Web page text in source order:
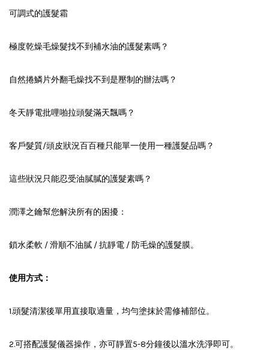
可調式的護髮霜
極度乾燥毛燥髮找不到補水油的護髮素嗎？
自然捲鱗片外翻毛燥找不到是壓制的辦法嗎？
冬天靜電批哩啪拉頭髮滿天飄嗎？
客戶髮質/頭皮狀況百百種只能單一使用一種護髮品嗎？
這些狀況只能忍受油膩膩的護髮素嗎？
潤澤之鑰幫您解決所有的困擾：
鎖水柔軟 / 滑順不油膩 / 抗靜電 / 防毛燥的護髮膜。
使用方式：
1.頭髮清潔後單用直接取適量，均勻塗抹於需修補部位。
2.可搭配護髮儀器操作，亦可靜置5-8分鐘後以溫水洗淨即可。